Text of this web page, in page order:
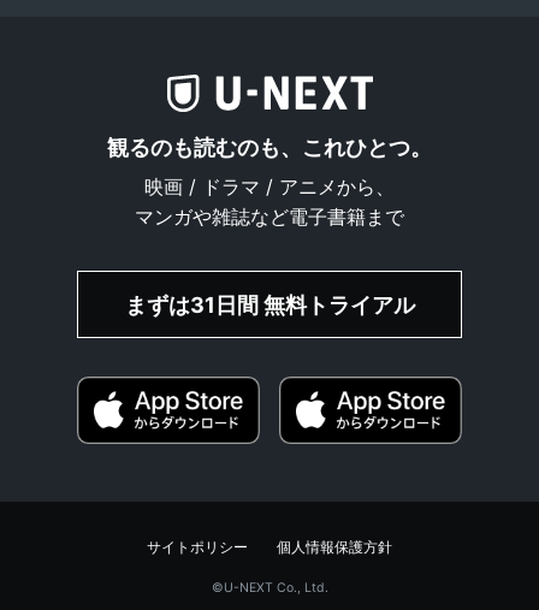
観るのも読むのも、これひとつ。
映画 / ドラマ / アニメから、
マンガや雑誌など電子書籍まで
まずは31日間 無料トライアル
サイトポリシー 個人情報保護方針
©︎U-NEXT Co., Ltd.